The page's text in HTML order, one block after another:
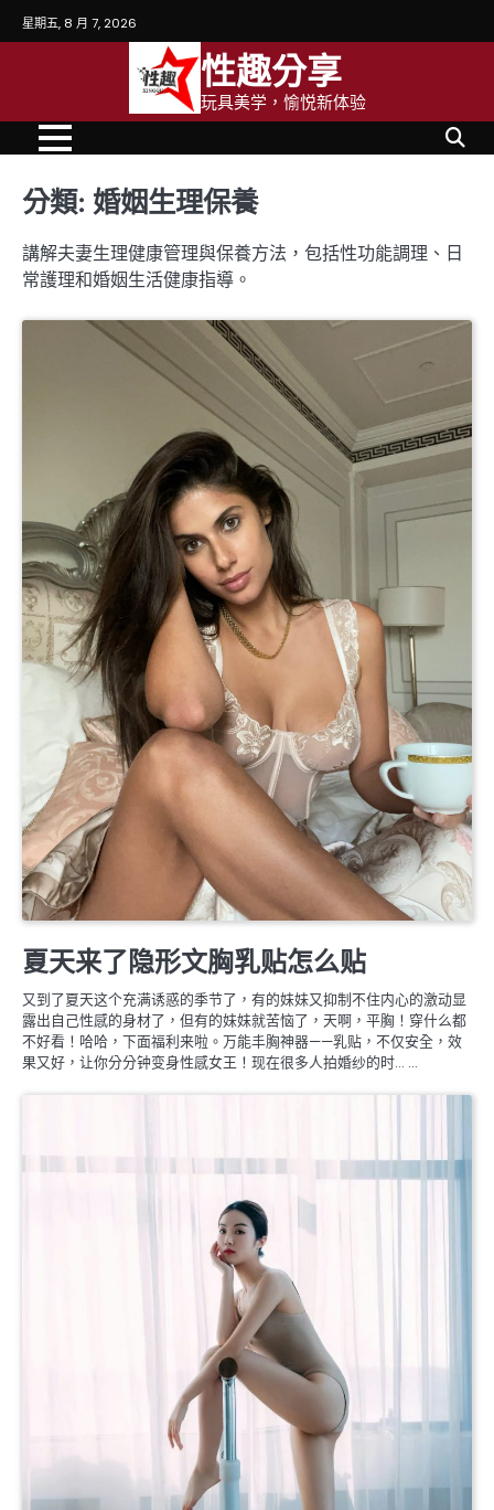
Skip
to
星期五, 8 月 7, 2026
性趣分享
玩具美学，愉悦新体验
分類: 婚姻生理保養
講解夫妻生理健康管理與保養方法，包括性功能調理、日
常護理和婚姻生活健康指導。
夏天来了隐形文胸乳贴怎么贴
又到了夏天这个充满诱惑的季节了，有的妹妹又抑制不住内心的激动显
露出自己性感的身材了，但有的妹妹就苦恼了，天啊，平胸！穿什么都
不好看！哈哈，下面福利来啦。万能丰胸神器——乳贴，不仅安全，效
果又好，让你分分钟变身性感女王！现在很多人拍婚纱的时… …